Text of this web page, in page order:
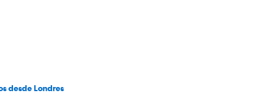
desde Londres